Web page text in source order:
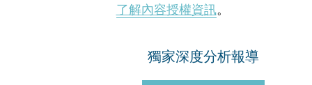
了解內容授權資訊。
獨家深度分析報導